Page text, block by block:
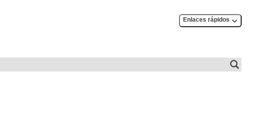
Enlaces rápidos